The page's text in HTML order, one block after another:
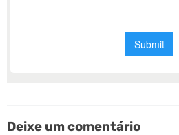
Deixe um comentário